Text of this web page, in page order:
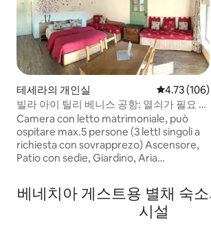
테세라의 개인실 평점 4.73
4.73 (106)
빌라 아이 틸리 베니스 공항: 열쇠가 필요 없
는 셀프 체크인
Camera con letto matrimoniale, può
ospitare max.5 persone (3 lettI singoli a
richiesta con sovrapprezo) Ascensore,
Patio con sedie, Giardino, Aria
Auto-Parcheggio Biciclette coperto
NON INCLUSO NEL PREZZO Tassa di
soggiorno A RICHIESTA A PAGAMENTO -
Richiesta letti separati: letto singolo
베네치아 게스트용 별채 숙
시설